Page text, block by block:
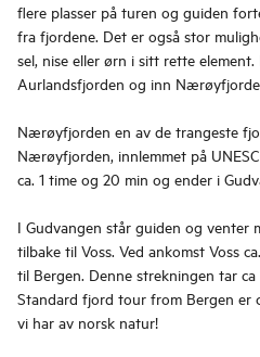
flere plasser på turen og guiden
fra fjordene. Det er også stor
sel, nise eller ørn i sitt rette
Aurlandsfjorden og inn
Nærøyfjorden en av de trangeste
Nærøyfjorden, innlemmet på
ca. 1 time og 20 min og ender i
I Gudvangen står guiden og venter
tilbake til Voss. Ved ankomst Voss
til Bergen. Denne strekningen tar
Standard fjord tour from Bergen er
vi har av norsk natur!